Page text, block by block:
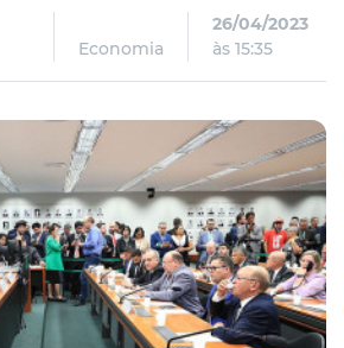
Economia
26/04/2023
às 15:35